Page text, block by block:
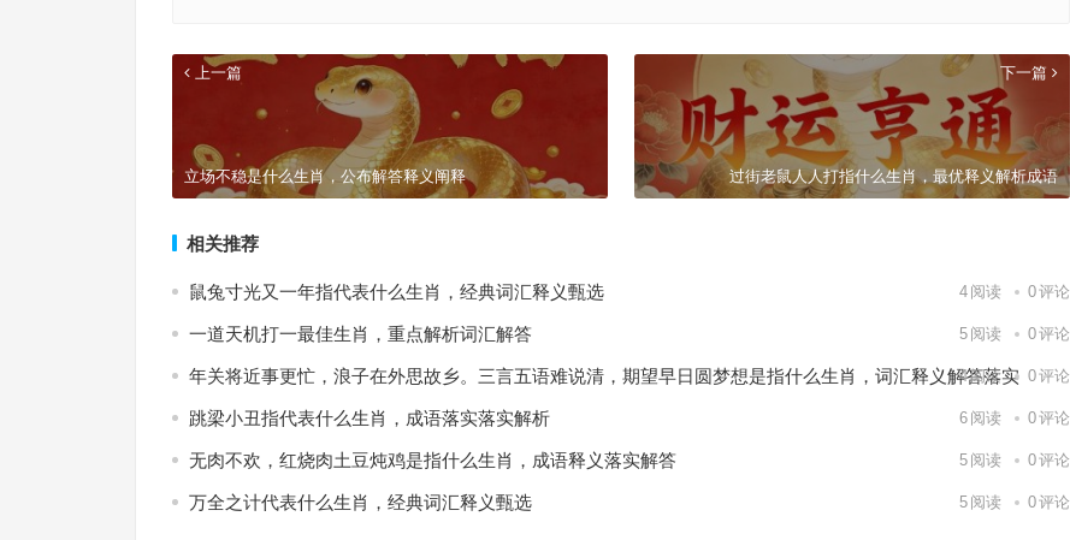
上一篇
立场不稳是什么生肖，公布解答释义阐释
下一篇
过街老鼠人人打指什么生肖，最优释义解析成语
相关推荐
鼠兔寸光又一年指代表什么生肖，经典词汇释义甄选 4 阅读 0评论
一道天机打一最佳生肖，重点解析词汇解答 5 阅读 0评论
年关将近事更忙，浪子在外思故乡。三言五语难说清，期望早日圆梦想是指什么生肖，词汇释义解答落实
4阅读 0评论
跳梁小丑指代表什么生肖，成语落实落实解析 6 阅读 0评论
无肉不欢，红烧肉土豆炖鸡是指什么生肖，成语释义落实解答 5 阅读 0评论
万全之计代表什么生肖，经典词汇释义甄选 5 阅读 0评论